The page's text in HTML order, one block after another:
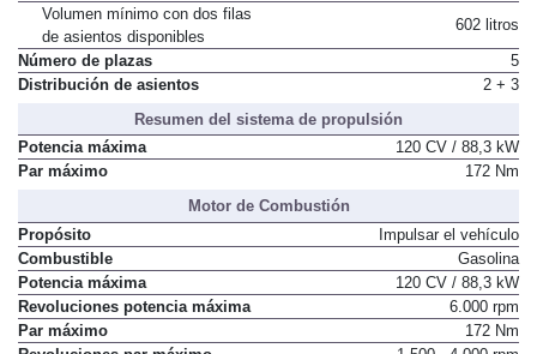
Volumen mínimo con dos filas
de asientos disponibles
602 litros
Número de plazas
5
Distribución de asientos
2 + 3
Resumen del sistema de propulsión
Potencia máxima
120 CV / 88,3 kW
Par máximo
172 Nm
Motor de Combustión
Propósito
Impulsar el vehículo
Combustible
Gasolina
Potencia máxima
120 CV / 88,3 kW
Revoluciones potencia máxima
6.000 rpm
Par máximo
172 Nm